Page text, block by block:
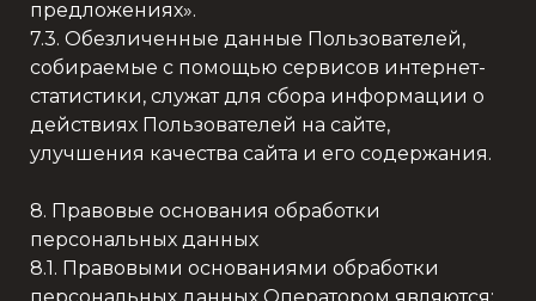
предложениях».
7.3. Обезличенные данные Пользователей,
собираемые с помощью сервисов интернет-
статистики, служат для сбора информации о
действиях Пользователей на сайте,
улучшения качества сайта и его содержания.
8. Правовые основания обработки
персональных данных
8.1. Правовыми основаниями обработки